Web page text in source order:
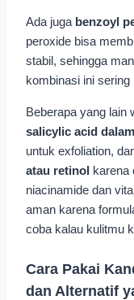
Ada juga benzoyl
peroxide bisa
stabil, sehingga
kombinasi ini
Beberapa yang lain
salicylic acid
untuk exfoliation,
atau retinol karena
niacinamide dan
aman karena
coba kalau kulitmu
Cara Pakai
dan Alternatif